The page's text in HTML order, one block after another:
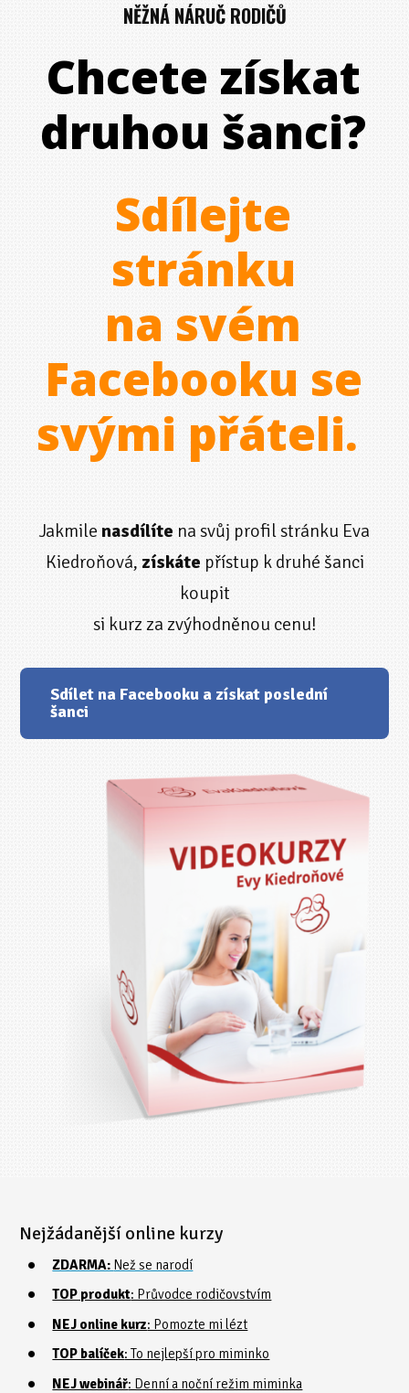
NĚŽNÁ NÁRUČ RODIČŮ
Chcete získat
druhou šanci?
Sdílejte
stránku
na svém
Facebooku se
svými přáteli.
Jakmile nasdílíte na svůj profil stránku Eva
Kiedroňová, získáte přístup k druhé šanci
koupit
si kurz za zvýhodněnou cenu!
Sdílet na Facebooku a získat poslední
šanci
Nejžádanější online kurzy
ZDARMA: Než se narodí
TOP produkt: Průvodce rodičovstvím
NEJ online kurz: Pomozte mi lézt
TOP balíček: To nejlepší pro miminko
NEJ webinář: Denní a noční režim miminka